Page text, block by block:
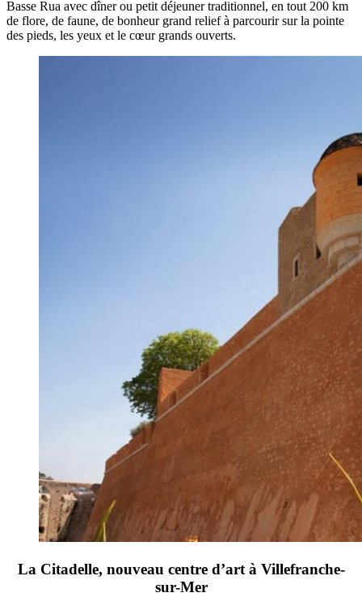
Basse Rua avec dîner ou petit déjeuner traditionnel, en tout 200 km
de flore, de faune, de bonheur grand relief à parcourir sur la pointe
des pieds, les yeux et le cœur grands ouverts.
La Citadelle, nouveau centre d’art à Villefranche-
sur-Mer